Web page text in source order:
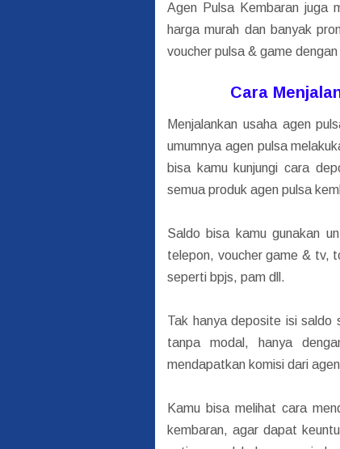
Agen Pulsa Kembaran juga
harga murah dan banyak
voucher pulsa & game
Cara
Menjalankan usaha agen
umumnya agen pulsa
bisa kamu kunjungi cara
semua produk agen pulsa
Saldo bisa kamu gunakan
telepon, voucher game & tv,
seperti bpjs, pam dll.
Tak hanya deposite isi saldo
tanpa modal, hanya
mendapatkan komisi dari
Kamu bisa melihat cara
kembaran, agar dapat